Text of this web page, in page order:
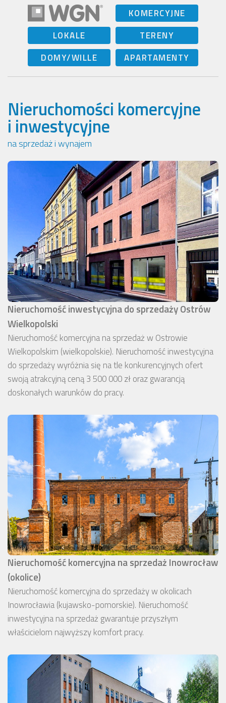
KOMERCYJNE
LOKALE
TERENY
DOMY/WILLE
APARTAMENTY
Nieruchomości komercyjne
i inwestycyjne
na sprzedaż i wynajem
Nieruchomość inwestycyjna do sprzedaży Ostrów
Wielkopolski
Nieruchomość komercyjna na sprzedaż w Ostrowie
Wielkopolskim (wielkopolskie). Nieruchomość inwestycyjna
do sprzedaży wyróżnia się na tle konkurencyjnych ofert
swoją atrakcyjną ceną 3 500 000 zł oraz gwarancją
doskonałych warunków do pracy.
Nieruchomość komercyjna na sprzedaż Inowrocław
(okolice)
Nieruchomość komercyjna do sprzedaży w okolicach
Inowrocławia (kujawsko-pomorskie). Nieruchomość
inwestycyjna na sprzedaż gwarantuje przyszłym
właścicielom najwyższy komfort pracy.